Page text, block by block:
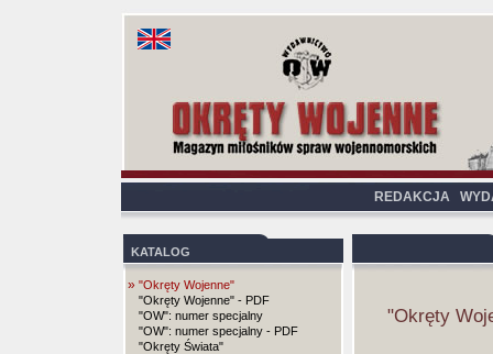
REDAKCJA
KATALOG
» "Okręty Wojenne"
"Okręty Wojenne" - PDF
"OW": numer specjalny
"OW": numer specjalny - PDF
"Okręty Świata"
"Okręty